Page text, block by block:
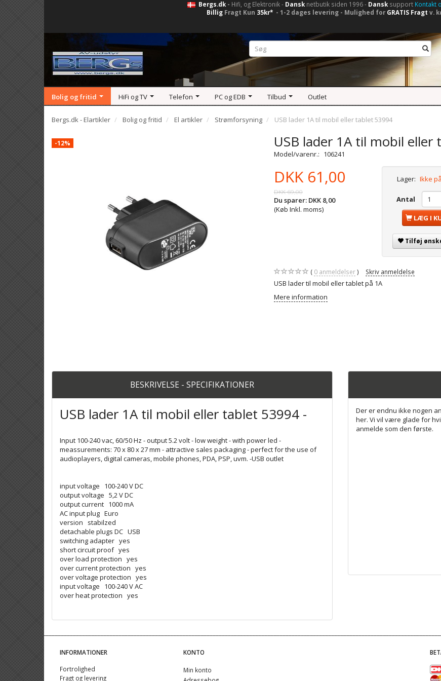
Bergs.dk- Hifi, og Elektronik - Dansknetbutik siden 1996 - Dansksupport Kontakt
Billig Fragt Kun 35kr* - 1-2 dages levering - Mulighed for GRATIS Fragt v.
Bolig og fritid HiFi og TV Telefon PC og EDB Tilbud Outlet
Bergs.dk - Elartikler Bolig og fritid El artikler Strømforsyning USB lader 1A til mobil eller tablet 53994
-12% USB lader 1A til mobil eller
Model/varenr.: 106241
DKK 61,00
DKK 69,00
Du sparer: DKK 8,00
(Køb Inkl. moms)
Lager: Ikke
Antal
LÆG I
Tilføj
0anmeldelser Skriv anmeldelse
USB lader til mobil eller tablet på 1A
Mere information
BESKRIVELSE - SPECIFIKATIONER
USB lader 1A til mobil eller tablet 53994 -
Input 100-240 vac, 60/50 Hz - output 5.2 volt - low weight - with power led -
meassurements: 70 x 80 x 27 mm - attractive sales packaging - perfect for the use of
audioplayers, digital cameras, mobile phones, PDA, PSP, uvm. -USB outlet
input voltage 100-240 V DC
output voltage 5,2 V DC
output current 1000 mA
AC input plug Euro
version stabilzed
detachable plugs DC USB
switching adapter yes
short circuit proof yes
over load protection yes
over current protection yes
over voltage protection yes
input voltage 100-240 V AC
over heat protection yes
Der er endnu ikke nogen
her. Vi vil være glade for
anmelde som den første.
INFORMATIONER
Fortrolighed
Fragt og levering
KONTO
Min konto